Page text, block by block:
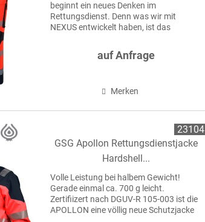
beginnt ein neues Denken im
Rettungsdienst. Denn was wir mit
NEXUS entwickelt haben, ist das
Nähe zur Praxis und dem Anspruch, den
Standard nicht nur zu erfüllen,...
auf Anfrage
Merken
GSG Apollon Rettungsdienstjacke
Hardshell...
Volle Leistung bei halbem Gewicht!
Gerade einmal ca. 700 g leicht.
Zertifiizert nach DGUV-R 105-003 ist die
APOLLON eine völlig neue Schutzjacke
23104